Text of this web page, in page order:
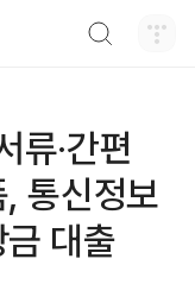
류·간편
통신정보
대출